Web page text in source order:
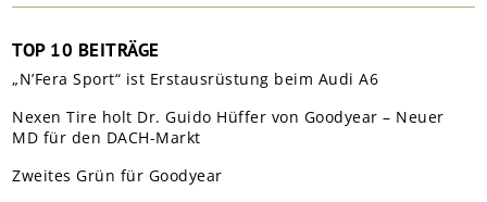
TOP 10 BEITRÄGE
„N’Fera Sport“ ist Erstausrüstung beim Audi A6
Nexen Tire holt Dr. Guido Hüffer von Goodyear – Neuer
MD für den DACH-Markt
Zweites Grün für Goodyear